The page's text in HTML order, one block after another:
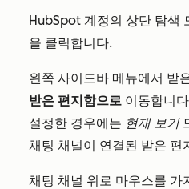
HubSpot 계정의 상단 탐색
을 클릭합니다.
왼쪽 사이드바 메뉴에서 받
받은 편지함으로 이동합니
설정한 경우에는 현재 보기
채팅 채널이 연결된 받은 편
채팅 채널 위로 마우스를 가